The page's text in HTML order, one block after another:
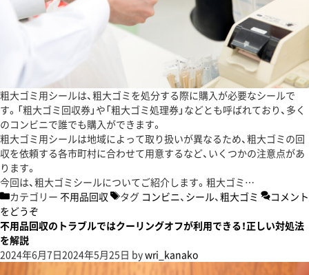
粗大ゴミ用シールは、粗大ゴミを処分する際に購入が必要なシールで
す。「粗大ゴミ回収券」や「粗大ゴミ処理券」などとも呼ばれており、多く
のコンビニで誰でも購入ができます。
粗大ゴミ用シールは地域によって取り扱いが異なるため、粗大ゴミの回
収を依頼する各市町村に合わせて用意するなど、いくつかの注意点があ
ります。
今回は、粗大ゴミシールについてご紹介します。粗大ゴミ…
カテゴリー 不用品回収 タグ コンビニ、 シール、 粗大ゴミ
コメント
をどうぞ
不用品回収のトラブルではクーリングオフが利用できる！正しい対処法
を解説
2024年6月7日2024年5月25日 bywri_kanako